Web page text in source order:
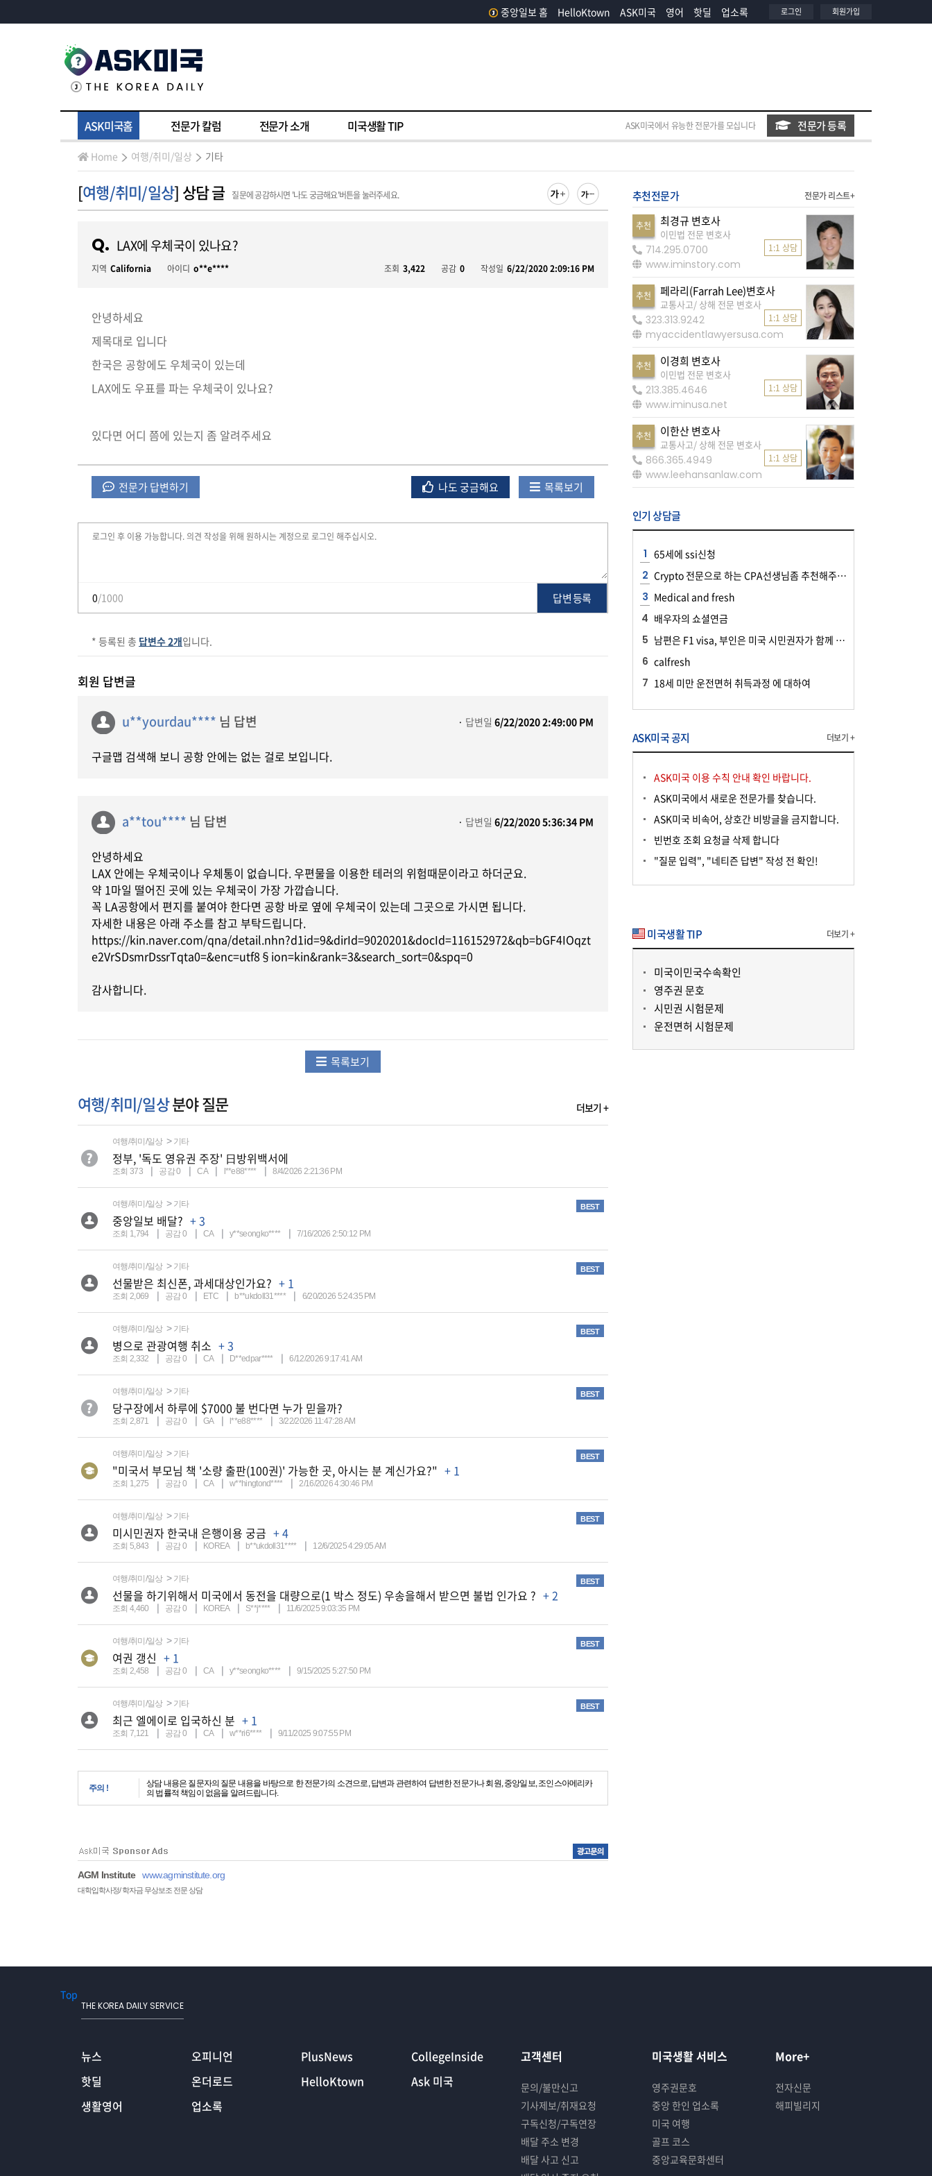
중앙일보 홈 HelloKtown ASK미국 영어 핫딜 업소록 로그인 회원가입
ASK미국홈 전문가 칼럼 전문가 소개 미국생활 TIP ASK미국에서 유능한 전문가를 모십니다 전문가 등록
Home 여행/취미/일상 기타
[여행/취미/일상] 상담 글 질문에 공감하시면 '나도 궁금해요'버튼을 눌러주세요.
Q. LAX에 우체국이 있나요?
지역 California 아이디 o**e**** 조회 3,422 공감 0 작성일 6/22/2020 2:09:16 PM
안녕하세요
제목대로 입니다
한국은 공항에도 우체국이 있는데
LAX에도 우표를 파는 우체국이 있나요?
있다면 어디 쯤에 있는지 좀 알려주세요
전문가 답변하기 나도 궁금해요 목록보기
0/1000 답변 등록
* 등록된 총 답변수 2개입니다.
회원 답변글
u**yourdau**** 님 답변 답변일 6/22/2020 2:49:00 PM
구글맵 검색해 보니 공항 안에는 없는 걸로 보입니다.
a**tou**** 님 답변 답변일 6/22/2020 5:36:34 PM
안녕하세요
LAX 안에는 우체국이나 우체통이 없습니다. 우편물을 이용한 테러의 위험때문이라고 하더군요.
약 1마일 떨어진 곳에 있는 우체국이 가장 가깝습니다.
꼭 LA공항에서 편지를 붙여야 한다면 공항 바로 옆에 우체국이 있는데 그곳으로 가시면 됩니다.
자세한 내용은 아래 주소를 참고 부탁드립니다.
https://kin.naver.com/qna/detail.nhn?d1id=9&dirId=9020201&docId=116152972&qb=bGF4IOqzt
e2VrSDsmrDssrTqta0=&enc=utf8§ion=kin&rank=3&search_sort=0&spq=0
감사합니다.
목록보기
여행/취미/일상분야 질문 더보기 +
여행/취미/일상 기타
정부, '독도 영유권 주장' 日방위백서에
조회 373 공감 0 CA l**e88**** 8/4/2026 2:21:36 PM
여행/취미/일상 기타 BEST
중앙일보 배달? + 3
조회 1,794 공감 0 CA y**seongko**** 7/16/2026 2:50:12 PM
여행/취미/일상 기타 BEST
선물받은 최신폰, 과세대상인가요? + 1
조회 2,069 공감 0 ETC b**ukdoll31**** 6/20/2026 5:24:35 PM
여행/취미/일상 기타 BEST
병으로 관광여행 취소 + 3
조회 2,332 공감 0 CA D**edpar**** 6/12/2026 9:17:41 AM
여행/취미/일상 기타 BEST
당구장에서 하루에 $7000 불 번다면 누가 믿을까?
조회 2,871 공감 0 GA l**e88**** 3/22/2026 11:47:28 AM
여행/취미/일상 기타 BEST
"미국서 부모님 책 '소량 출판(100권)' 가능한 곳, 아시는 분 계신가요?" + 1
조회 1,275 공감 0 CA w**hingtond**** 2/16/2026 4:30:46 PM
여행/취미/일상 기타 BEST
미시민권자 한국내 은행이용 궁금 + 4
조회 5,843 공감 0 KOREA b**ukdoll31**** 12/6/2025 4:29:05 AM
여행/취미/일상 기타 BEST
선물을 하기위해서 미국에서 동전을 대량으로(1 박스 정도) 우송을해서 받으면 불법 인가요 ? + 2
조회 4,460 공감 0 KOREA S**j**** 11/6/2025 9:03:35 PM
여행/취미/일상 기타 BEST
여권 갱신 + 1
조회 2,458 공감 0 CA y**seongko**** 9/15/2025 5:27:50 PM
여행/취미/일상 기타 BEST
최근 엘에이로 입국하신 분 + 1
조회 7,121 공감 0 CA w**ri6**** 9/11/2025 9:07:55 PM
주의 !
상담 내용은 질문자의 질문 내용을 바탕으로 한 전문가의 소견으로, 답변과 관련하여 답변한 전문가나 회원, 중앙일보, 조인스아메리카
의 법률적 책임이 없음을 알려드립니다.
AGM Institute www.agminstitute.org
대학입학사정/ 학자금 무상보조 전문 상담
추천전문가 전문가 리스트+
추천 최경규 변호사
이민법 전문 변호사
714.295.0700
www.iminstory.com
1:1 상담
추천 페라리(Farrah Lee)변호사
교통사고/ 상해 전문 변호사
323.313.9242
myaccidentlawyersusa.com
1:1 상담
추천 이경희 변호사
이민법 전문 변호사
213.385.4646
www.iminusa.net
1:1 상담
추천 이한산 변호사
교통사고/ 상해 전문 변호사
866.365.4949
www.leehansanlaw.com
1:1 상담
인기 상담글
65세에 ssi신청
Crypto 전문으로 하는 CPA선생님좀 추천해주세요~~
Medical and fresh
배우자의 쇼셜연금
남편은 F1 visa, 부인은 미국 시민권자가 함께 공항에 들어올 때
calfresh
18세 미만 운전면허 취득과정 에 대하여
ASK미국 공지 더보기 +
ASK미국 이용 수칙 안내 확인 바랍니다.
ASK미국에서 새로운 전문가를 찾습니다.
ASK미국 비속어, 상호간 비방글을 금지합니다.
빈번호 조회 요청글 삭제 합니다
"질문 입력", "네티즌 답변" 작성 전 확인!
미국생활 TIP 더보기 +
미국이민국수속확인
영주권 문호
시민권 시험문제
운전면허 시험문제
Top
THE KOREA DAILY SERVICE
뉴스
핫딜
생활영어
오피니언
온더로드
업소록
PlusNews
HelloKtown
CollegeInside
Ask 미국
고객센터
문의/불만신고
기사제보/취재요청
구독신청/구독연장
배달 주소 변경
배달 사고 신고
미국생활 서비스
영주권문호
중앙 한인 업소록
미국 여행
골프 코스
중앙교육문화센터
More+
전자신문
해피빌리지